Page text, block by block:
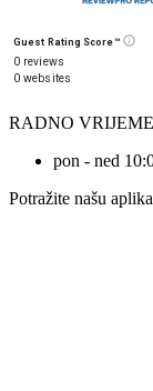
Guest Rating Score™
0 reviews
0 websites
RADNO VRIJEME
pon - ned
Potražite našu